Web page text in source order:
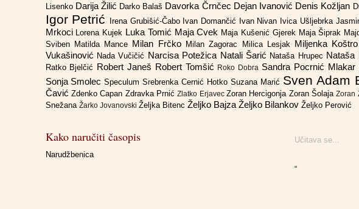
Lisenko Darija Žilić Darko Balaš Davorka Črnčec Dejan Ivanović Denis Kožljan
Igor Petrić Irena Grubišić-Čabo Ivan Domančić Ivan Nivan Ivica Ušljebrka
Mrkoci Lorena Kujek Luka Tomić Maja Cvek Maja Kušenić Gjerek Maja Šiprak
Sviben Matilda Mance Milan Frčko Milan Zagorac Milica Lesjak Miljenka Koštro
Vukašinović Nada Vučičić Narcisa Potežica Natali Šarić Nataša Hrupec Nataša
Ratko Bjelčić Robert Janeš Robert Tomšić Roko Dobra Sandra Pocrnić Mlakar
Sonja SmolecSpeculumSrebrenka Cernić Hotko Suzana Marić Sven Adam
Čavić Zdenko Capan Zdravka PrnićZlatko Erjavec Zoran Hercigonja Zoran ŠolajaZoran
Snežana Žarko Jovanovski Željka Bitenc Željko Bajza Željko Bilankov Željko Perović
Kako naručiti časopis
Narudžbenica
Učitava se...
“